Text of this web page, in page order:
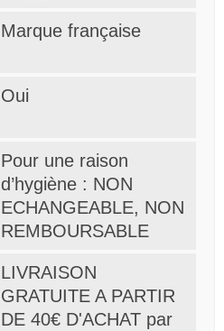
Marque française
Oui
Pour une raison
d’hygiène : NON
ECHANGEABLE, NON
REMBOURSABLE
LIVRAISON
GRATUITE A PARTIR
DE 40€ D'ACHAT par